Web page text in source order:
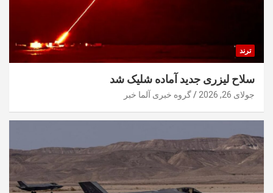
ترند
سلاح لیزری جدید آماده شلیک شد
جولای 26, 2026 گروه خبری آلما خبر